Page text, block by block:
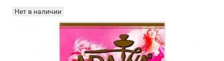
Нет в наличии